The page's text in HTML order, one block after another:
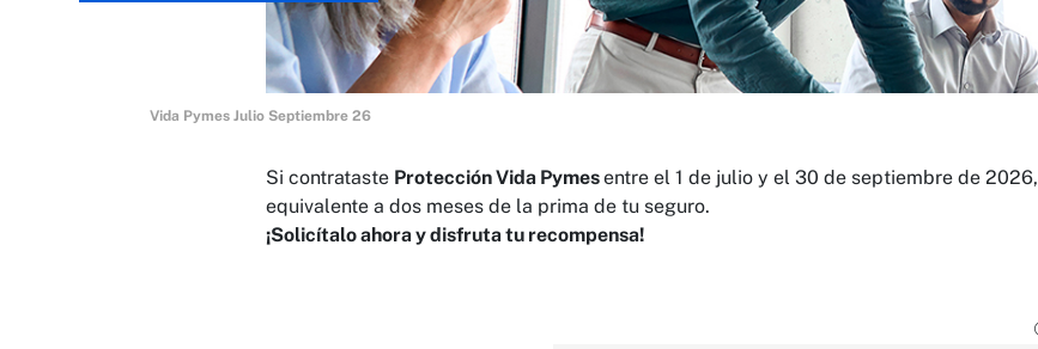
Vida Pymes Julio Septiembre 26
Si contrataste Protección Vida Pymesentre el 1 de julio y el 30 de septiembre de 2026,
equivalente a dos meses de la prima de tu seguro.
¡Solicítalo ahora y disfruta tu recompensa!